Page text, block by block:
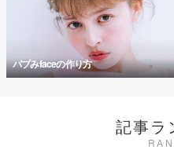
バブみfaceの作り方
記事ラ